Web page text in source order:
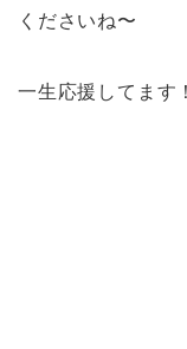
くださいね〜
一生応援してます！